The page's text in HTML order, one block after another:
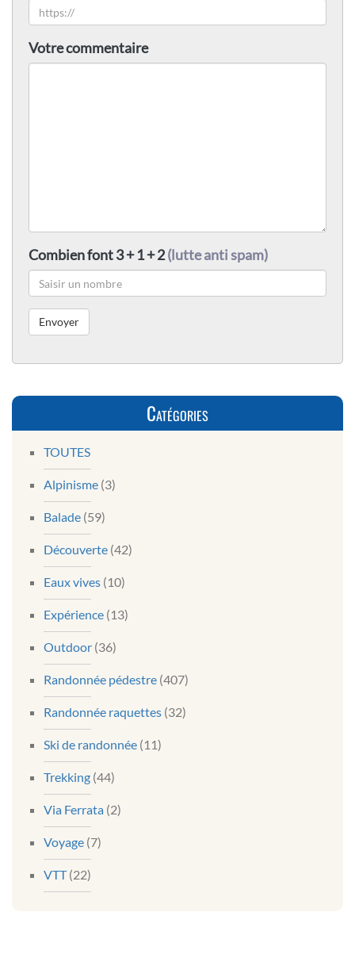
Votre commentaire
Combien font 3 + 1 + 2(lutte anti spam)
Catégories
TOUTES
Alpinisme (3)
Balade (59)
Découverte (42)
Eaux vives (10)
Expérience (13)
Outdoor (36)
Randonnée pédestre (407)
Randonnée raquettes (32)
Ski de randonnée (11)
Trekking (44)
Via Ferrata (2)
Voyage (7)
VTT(22)